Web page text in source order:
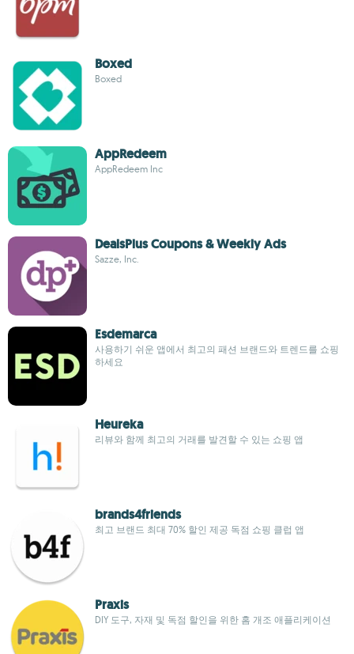
Boxed
Boxed
AppRedeem
AppRedeem Inc
DealsPlus Coupons & Weekly Ads
Sazze, Inc.
Esdemarca
사용하기 쉬운 앱에서 최고의 패션 브랜드와 트렌드를 쇼핑
하세요
Heureka
리뷰와 함께 최고의 거래를 발견할 수 있는 쇼핑 앱
brands4friends
최고 브랜드 최대 70% 할인 제공 독점 쇼핑 클럽 앱
Praxis
DIY 도구, 자재 및 독점 할인을 위한 홈 개조 애플리케이션